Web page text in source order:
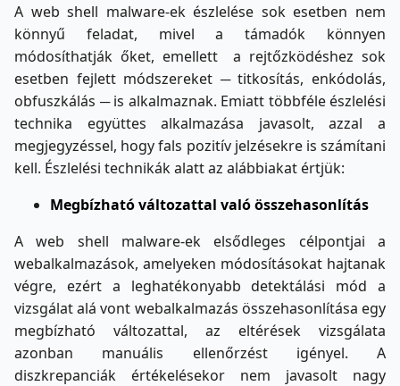
A web shell malware-ek észlelése sok esetben nem
könnyű feladat, mivel a támadók könnyen
módosíthatják őket, emellett a rejtőzködéshez sok
esetben fejlett módszereket ─ titkosítás, enkódolás,
obfuszkálás ─ is alkalmaznak. Emiatt többféle észlelési
technika együttes alkalmazása javasolt, azzal a
megjegyzéssel, hogy fals pozitív jelzésekre is számítani
kell. Észlelési technikák alatt az alábbiakat értjük:
Megbízható változattal való összehasonlítás
A web shell malware-ek elsődleges célpontjai a
webalkalmazások, amelyeken módosításokat hajtanak
végre, ezért a leghatékonyabb detektálási mód a
vizsgálat alá vont webalkalmazás összehasonlítása egy
megbízható változattal, az eltérések vizsgálata
azonban manuális ellenőrzést igényel. A
diszkrepanciák értékelésekor nem javasolt nagy